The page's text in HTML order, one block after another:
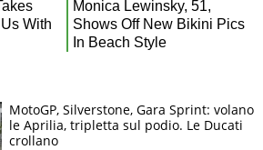
MotoGP, Silverstone, Gara Sprint: volano
le Aprilia, tripletta sul podio. Le Ducati
crollano